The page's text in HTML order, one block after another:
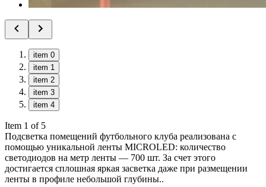
item 0
item 1
item 2
item 3
item 4
Item 1 of 5
Подсветка помещений футбольного клуба реализована с
помощью уникальной ленты MICROLED: количество
светодиодов на метр ленты — 700 шт. За счет этого
достигается сплошная яркая засветка даже при размещении
ленты в профиле небольшой глубины..